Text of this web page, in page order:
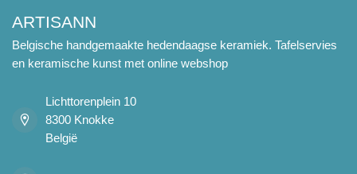
ARTISANN
Belgische handgemaakte hedendaagse keramiek. Tafelservies
en keramische kunst met online webshop
Lichttorenplein 10
8300 Knokke
België